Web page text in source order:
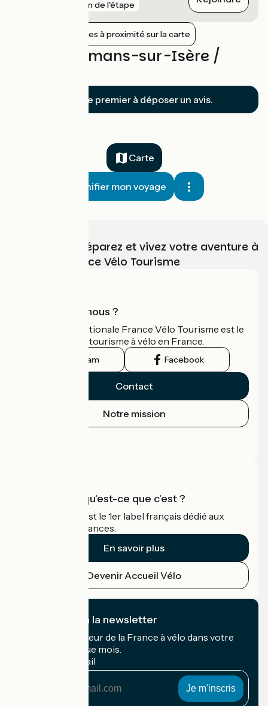
9 km de l'étape
Afficher les gares à proximité sur la carte
Avis sur Romans-sur-Isère /
Soyez le premier à déposer un avis.
Carte
Planifier mon voyage
Choisissez, préparez et vivez votre aventure à
vélo avec France Vélo Tourisme
Qui sommes-nous ?
L'association nationale France Vélo Tourisme est le
guide officiel du tourisme à vélo en France.
Instagram Facebook
Contact
Notre mission
Accueil Vélo qu'est-ce que c'est ?
Accueil Vélo c'est le 1er label français dédié aux
cyclistes en vacances.
En savoir plus
Devenir Accueil Vélo
Je m'abonne à la newsletter
Recevez le meilleur de la France à vélo dans votre
boîte mail chaque mois.
Mon adresse mail